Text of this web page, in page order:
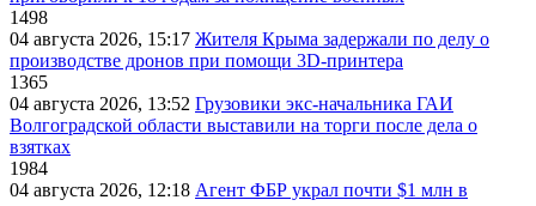
1498
04 августа 2026, 15:17 Жителя Крыма задержали по делу о
производстве дронов при помощи 3D‑принтера
1365
04 августа 2026, 13:52 Грузовики экс-начальника ГАИ
Волгоградской области выставили на торги после дела о
взятках
1984
04 августа 2026, 12:18 Агент ФБР украл почти $1 млн в